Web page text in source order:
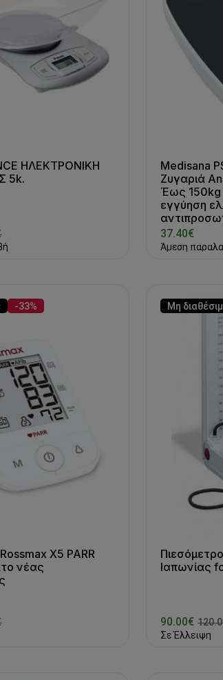
ΗΛΕΚΤΡΟΝΙΚΗ
5k.
Medisana
Ζυγαριά
Έως 150kg
εγγύηση
37.40€
Άμεση
-33%
X5 PARR
νέας
Μη
Ιαπωνίας
90.00€
Σε Έλλειψη